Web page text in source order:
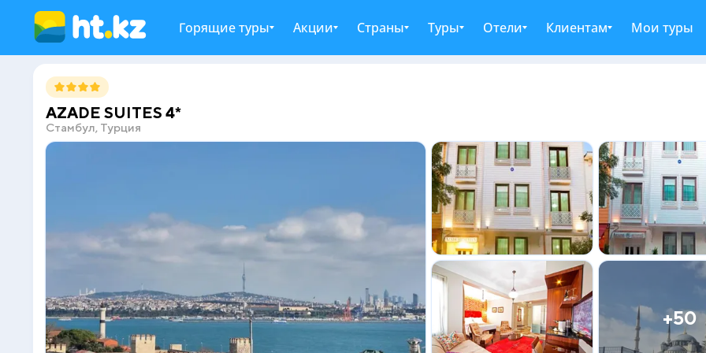
Горящие туры Акции Страны Туры Отели Клиентам Мои туры
AZADE SUITES 4*
Стамбул, Турция
+50